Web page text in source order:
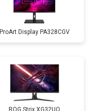
ProArt Display PA328CGV
ROG Strix XG32UQ